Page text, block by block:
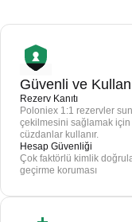
Güvenli ve
Rezerv Kanıtı
Poloniex 1:1 rezervler
çekilmesini sağlamak için
cüzdanlar kullanır.
Hesap Güvenliği
Çok faktörlü kimlik
geçirme koruması